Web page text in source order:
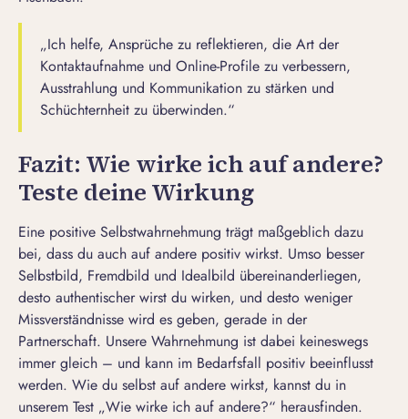
„Ich helfe, Ansprüche zu reflektieren, die Art der
Kontaktaufnahme und Online-Profile zu verbessern,
Ausstrahlung und Kommunikation zu stärken und
Schüchternheit zu überwinden.“
Fazit: Wie wirke ich auf andere?
Teste deine Wirkung
Eine positive Selbstwahrnehmung trägt maßgeblich dazu
bei, dass du auch auf andere positiv wirkst. Umso besser
Selbstbild, Fremdbild und Idealbild übereinanderliegen,
desto authentischer wirst du wirken, und desto weniger
Missverständnisse wird es geben, gerade in der
Partnerschaft. Unsere Wahrnehmung ist dabei keineswegs
immer gleich – und kann im Bedarfsfall positiv beeinflusst
werden. Wie du selbst auf andere wirkst, kannst du in
unserem Test „Wie wirke ich auf andere?“ herausfinden.